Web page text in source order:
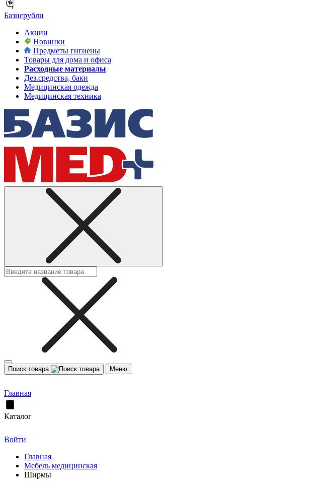
Базисрубли
Акции
Новинки
Предметы гигиены
Товары для дома и офиса
Расходные материалы
Дез.средства, баки
Медицинская одежда
Медицинская техника
Поиск товара Меню
Главная
Каталог
Войти
Главная
Мебель медицинская
Ширмы